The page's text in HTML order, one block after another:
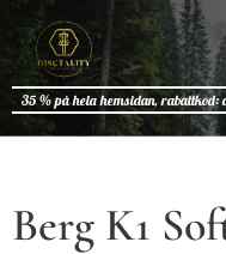
35 % på hela hemsidan, rabattkod:
Berg K1